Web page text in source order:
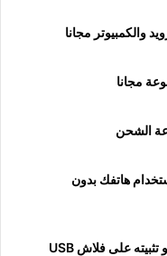
مجانا
هاتفك بدون
تحميل نسخة MacOS Sierra برابط مباشر و تثبيته على فلاش USB